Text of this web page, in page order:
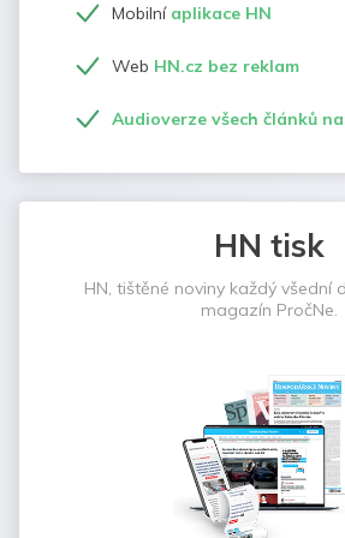
Mobilní aplikace HN
Web HN.cz bez reklam
Audioverze všech článků
HN tisk
HN, tištěné noviny každý všední
magazín PročNe.